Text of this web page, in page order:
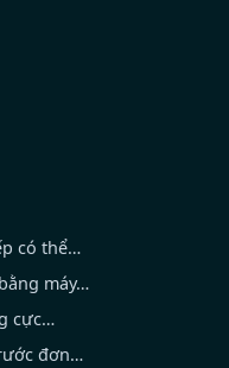
có thể…
máy…
cực…
đơn…